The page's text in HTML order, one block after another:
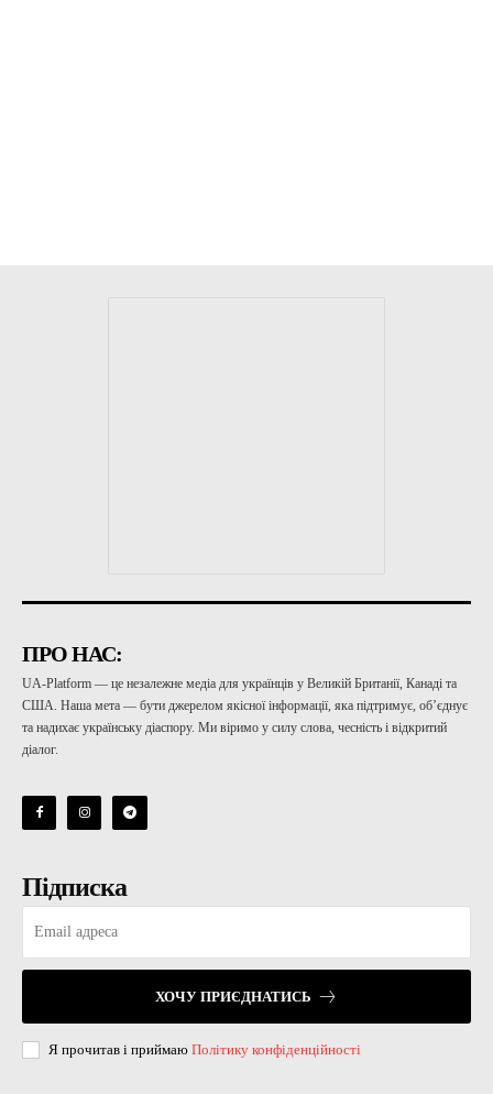
ПРО НАС:
UA-Platform — це незалежне медіа для українців у Великій Британії, Канаді та
США. Наша мета — бути джерелом якісної інформації, яка підтримує, об’єднує
та надихає українську діаспору. Ми віримо у силу слова, чесність і відкритий
діалог.
Підписка
ХОЧУ ПРИЄДНАТИСЬ
Я прочитав і приймаю Політику конфіденційності